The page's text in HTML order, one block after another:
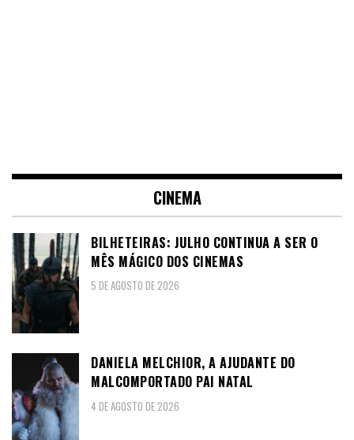
CINEMA
BILHETEIRAS: JULHO CONTINUA A SER O
MÊS MÁGICO DOS CINEMAS
5 DE AGOSTO DE 2026
DANIELA MELCHIOR, A AJUDANTE DO
MALCOMPORTADO PAI NATAL
4 DE AGOSTO DE 2026